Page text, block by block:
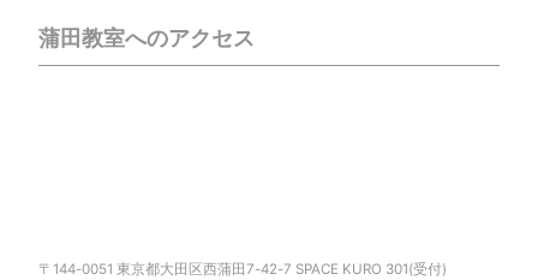
蒲田教室へのアクセス
〒144-0051 東京都大田区西蒲田7-42-7 SPACE KURO 301(受付)